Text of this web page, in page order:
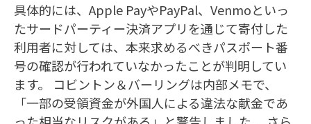
具体的には、Apple PayやPayPal、Venmoといっ
たサードパーティー決済アプリを通じて寄付した
利用者に対しては、本来求めるべきパスポート番
号の確認が行われていなかったことが判明してい
ます。 コビントン＆バーリングは内部メモで、
「一部の受領資金が外国人による違法な献金であ